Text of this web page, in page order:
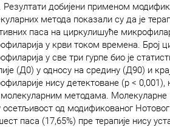
Резултати добијени применом
метода показали су да је
паса на циркулишуће
у крви током времена. Број
у све три гурпе био је
(Д0) у односу на средину (Д90) и
нису детектоване (p <
молекуларним методама. Молекуларне
од модификованог Нотовог
паса (17,65%) пре терапије нису